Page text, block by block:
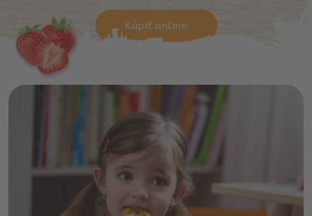
Kúpiť online